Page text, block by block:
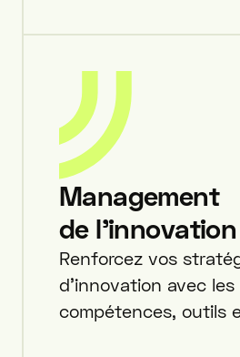
Management
de l'innovation
Renforcez vos
d’innovation avec les
compétences, outils